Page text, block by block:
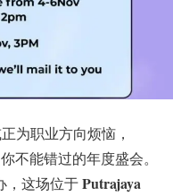
为职业方向烦恼，
不能错过的年度盛会。
，这场位于Putrajaya